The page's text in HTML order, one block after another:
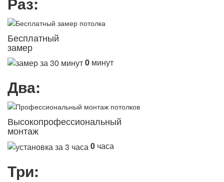
Бесплатный
замер
0 минут
Два:
Высокопрофессиональный
монтаж
0 часа
Три: